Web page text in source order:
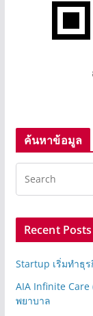
ค้นหาข้อมูล
Recent Posts
Startup เริ่มทำธุ
AIA Infinite
พยาบาล